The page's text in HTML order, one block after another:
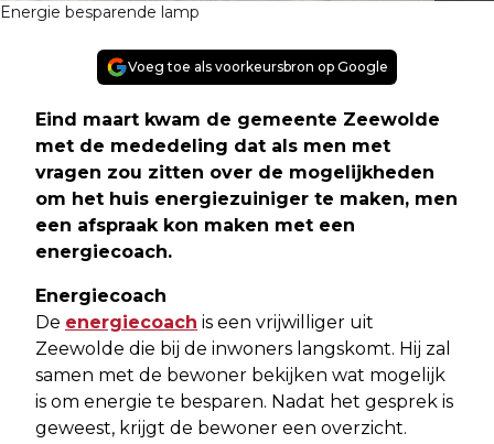
Energie besparende lamp
Voeg toe als voorkeursbron op Google
Eind maart kwam de gemeente Zeewolde
met de mededeling dat als men met
vragen zou zitten over de mogelijkheden
om het huis energiezuiniger te maken, men
een afspraak kon maken met een
energiecoach.
Energiecoach
De energiecoach is een vrijwilliger uit
Zeewolde die bij de inwoners langskomt. Hij zal
samen met de bewoner bekijken wat mogelijk
is om energie te besparen. Nadat het gesprek is
geweest, krijgt de bewoner een overzicht.